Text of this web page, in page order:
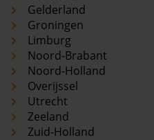
Gelderland
Groningen
Limburg
Noord-Brabant
Noord-Holland
Overijssel
Utrecht
Zeeland
Zuid-Holland